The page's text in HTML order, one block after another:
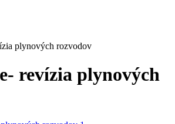
plynových rozvodov
revízia plynových